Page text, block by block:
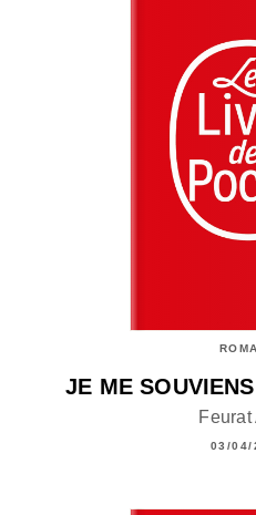
JE ME
Feurat
03/04/